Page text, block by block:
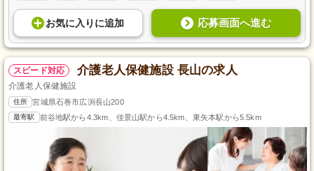
お気に入り に追加 応募画面へ進む
スピード対応 介護老人保健施設 長山の求人
介護老人保健施設
住所 宮城県石巻市広渕長山200
最寄駅 前谷地駅から4.3km、佳景山駅から4.5km、東矢本駅から5.5km